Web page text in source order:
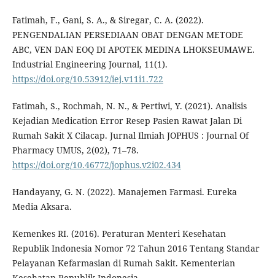
Fatimah, F., Gani, S. A., & Siregar, C. A. (2022).
PENGENDALIAN PERSEDIAAN OBAT DENGAN METODE
ABC, VEN DAN EOQ DI APOTEK MEDINA LHOKSEUMAWE.
Industrial Engineering Journal, 11(1).
https://doi.org/10.53912/iej.v11i1.722
Fatimah, S., Rochmah, N. N., & Pertiwi, Y. (2021). Analisis
Kejadian Medication Error Resep Pasien Rawat Jalan Di
Rumah Sakit X Cilacap. Jurnal Ilmiah JOPHUS : Journal Of
Pharmacy UMUS, 2(02), 71–78.
https://doi.org/10.46772/jophus.v2i02.434
Handayany, G. N. (2022). Manajemen Farmasi. Eureka
Media Aksara.
Kemenkes RI. (2016). Peraturan Menteri Kesehatan
Republik Indonesia Nomor 72 Tahun 2016 Tentang Standar
Pelayanan Kefarmasian di Rumah Sakit. Kementerian